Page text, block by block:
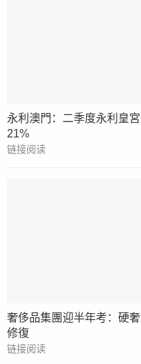
永利澳門：二季度永利皇
21%
链接阅读
奢侈品集團迎半年考：硬
修復
链接阅读